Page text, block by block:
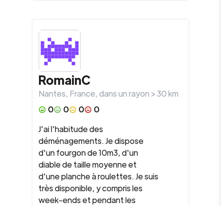
RomainC
Nantes, France, dans un rayon >30km
0
0 0
0
J'ai l'habitude des
déménagements. Je dispose
d'un fourgon de 10m3, d'un
diable de taille moyenne et
d'une planche à roulettes. Je suis
très disponible, y compris les
week-ends et pendant les